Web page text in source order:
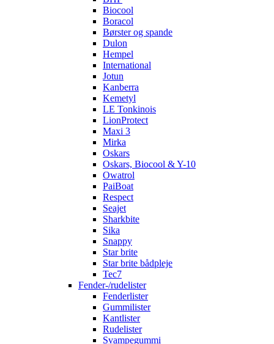
Biocool
Boracol
Børster og spande
Dulon
Hempel
International
Jotun
Kanberra
Kemetyl
LE Tonkinois
LionProtect
Maxi 3
Mirka
Oskars
Oskars, Biocool & Y-10
Owatrol
PaiBoat
Respect
Seajet
Sharkbite
Sika
Snappy
Star brite
Star brite bådpleje
Tec7
Fender-/rudelister
Fenderlister
Gummilister
Kantlister
Rudelister
Svampegummi